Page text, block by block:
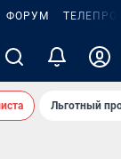
ФОРУМ
Льготный